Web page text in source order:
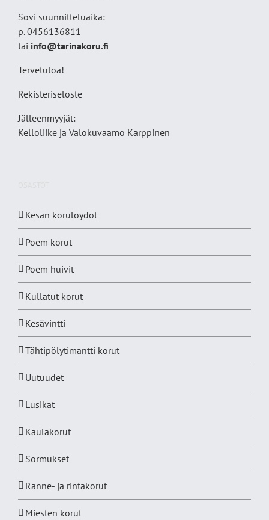
Sovi suunnitteluaika:
p. 0456136811
tai info@tarinakoru.fi
Tervetuloa!
Rekisteriseloste
Jälleenmyyjät:
Kelloliike ja Valokuvaamo Karppinen
Kesän korulöydöt
Poem korut
Poem huivit
Kullatut korut
Kesävintti
Tähtipölytimantti korut
Uutuudet
Lusikat
Kaulakorut
Sormukset
Ranne- ja rintakorut
Miesten korut